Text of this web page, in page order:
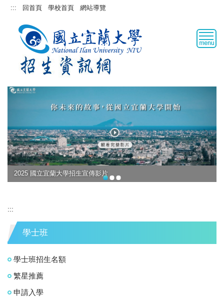
跳::: 回首頁 學校首頁 網站導覽
2025 國立宜蘭大學招生宣傳影片
:::
學士班
學士班招生名額
繁星推薦
申請入學